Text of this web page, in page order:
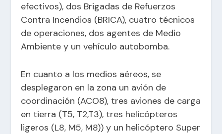
efectivos), dos Brigadas de Refuerzos
Contra Incendios (BRICA), cuatro técnicos
de operaciones, dos agentes de Medio
Ambiente y un vehículo autobomba.
En cuanto a los medios aéreos, se
desplegaron en la zona un avión de
coordinación (ACO8), tres aviones de carga
en tierra (T5, T2,T3), tres helicópteros
ligeros (L8, M5, M8)) y un helicóptero Super